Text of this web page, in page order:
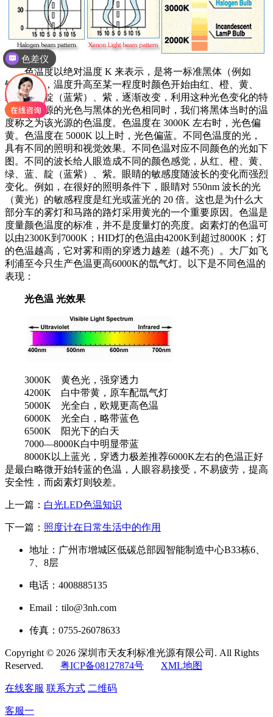
色温度以绝对温度 K 来表示，是将一标准黑体（例如
铂）加热，温度升高至某一程度时颜色开始由红、橙、黄、
绿、蓝、靛（蓝紫）、紫，逐渐改变，利用这种光色变化的特
性，其光源的光色与黑体的光色相同时，我们将黑体当时的温
度称之为该光源的色温度。色温度在 3000K 左右时，光色偏
黄。色温度在 5000K 以上时，光色偏蓝。不同色温度的光，
具有不同的照明和视觉效果。不同色温对应不同颜色的光如下
图。不同的波长给人眼造成不同的颜色感觉，从红、橙、黄、
绿、蓝、靛（蓝紫）、紫。眼睛的敏感度随波长的变化而强烈
变化。例如，在很好的照明条件下，眼睛对 550nm 波长的光
（黄光）的敏感程度是红光或蓝光的 20 倍。这也是为什么大
部分车的雾灯和马路的路灯采用黄光的一个重要原因。色温是
度量颜色温度的标准，并不是度量灯的亮度。卤素灯的色温可
以由2300K到7000K；HID灯的色温由4200K到超过8000K；灯
的色温越高，它对雾和雨的穿透力越差（越不亮）。大厂如飞
利浦至今只生产色温更高6000K的氙气灯。以下是不同色温的
表现：
光色温 光效果
3000K 黄色光，强穿透力
4200K 白中带黄，原车配氙气灯
5000K 光全白，欧规更高色温
6000K 光全白，略带蓝色
6500K 阳光下的白天
7000—8000K白中明显带蓝
8000K以上蓝光，穿透力极差推荐6000K左右的色温正好
是最白略微开始转蓝的色温，人眼容易接受，不易疲劳，提高
安全性，而卤素灯则较差。
上一篇： 白光LED色温知识
下一篇： 照度计在日常生活中的作用
地址：广州市增城区低碳总部园智能制造中心B33栋6、
7、8层
电话：4008885135
Email：tilo@3nh.com
传真：0755-26078633
Copyright © 2026 深圳市天友利标准光源有限公司. All Rights
Reserved. 粤ICP备08127874号 XML地图
在线客服 联系方式 二维码
客服一
色差仪